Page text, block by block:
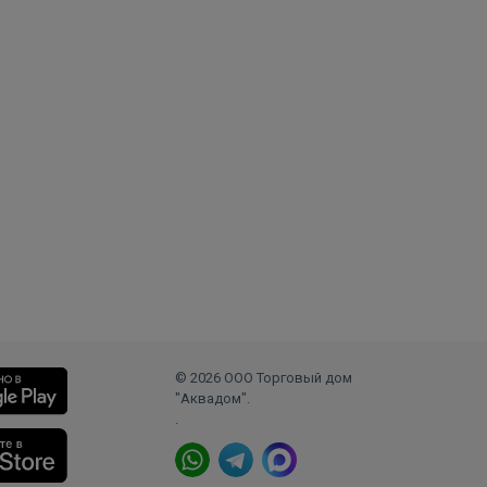
© 2026 ООО Торговый дом
"Аквадом".
.